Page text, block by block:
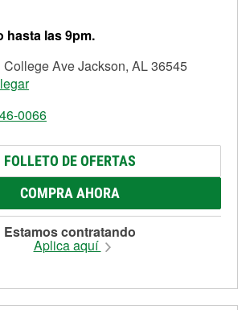
hasta las 9pm.
College Ave Jackson, AL 36545
0066
FOLLETO DE OFERTAS
COMPRA AHORA
Estamos contratando
Aplica aquí